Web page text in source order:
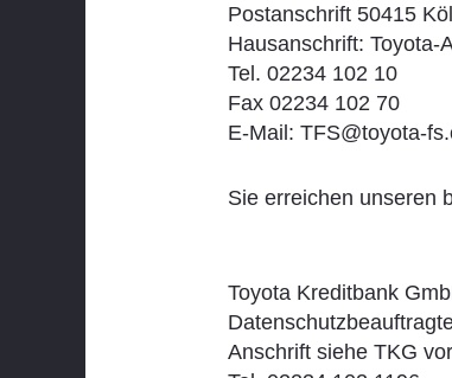
Postanschrift 50415
Hausanschrift: Toyota-
Tel. 02234 102 10
Fax 02234 102 70
E-Mail: TFS@toyota-
Sie erreichen unseren
Toyota Kreditbank
Anschrift siehe TKG